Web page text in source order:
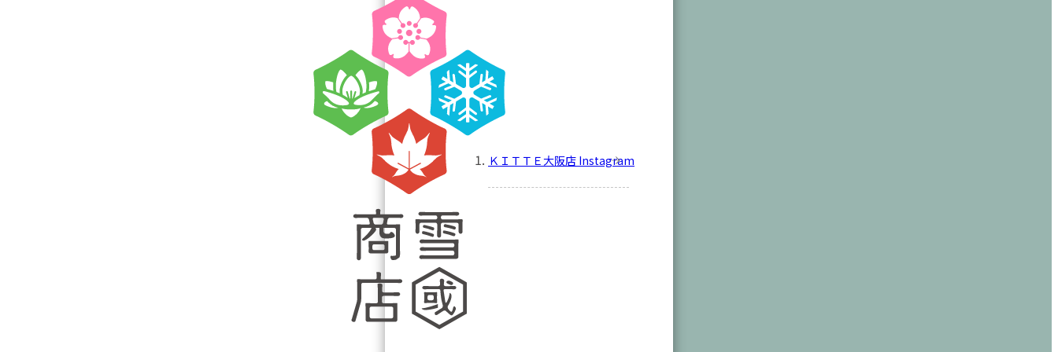
ＫＩＴＴＥ大阪店 Instagram